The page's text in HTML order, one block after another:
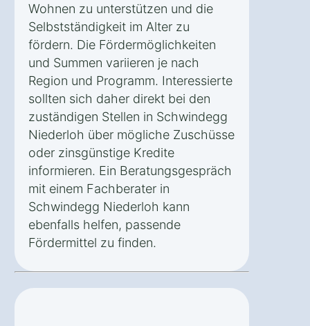
Wohnen zu unterstützen und die
Selbstständigkeit im Alter zu
fördern. Die Fördermöglichkeiten
und Summen variieren je nach
Region und Programm. Interessierte
sollten sich daher direkt bei den
zuständigen Stellen in Schwindegg
Niederloh über mögliche Zuschüsse
oder zinsgünstige Kredite
informieren. Ein Beratungsgespräch
mit einem Fachberater in
Schwindegg Niederloh kann
ebenfalls helfen, passende
Fördermittel zu finden.